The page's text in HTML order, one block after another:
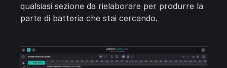
qualsiasi sezione da rielaborare per produrre la
parte di batteria che stai cercando.